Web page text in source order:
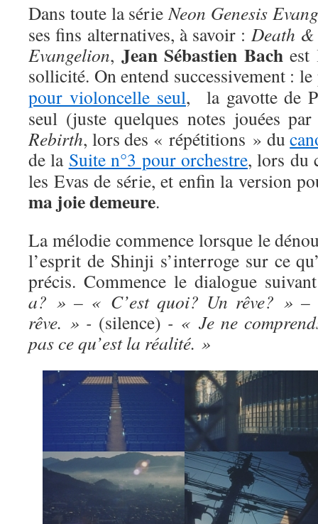
Dans toute la sérieNeon Genesis
ses fins alternatives, à savoir : Death
Evangelion, Jean Sébastien Bachest
sollicité. On entend successivement :
pour violoncelle seul, la gavotte de
seul (juste quelques notes jouées
Rebirth, lors des « répétitions » du
de la Suite n°3 pour orchestre, lors du
les Evas de série, et enfin la version
ma joie demeure.
La mélodie commence lorsque le
l’esprit de Shinji s’interroge sur ce
précis. Commence le dialogue
a? » – « C’est quoi? Un rêve? »
rêve. » - (silence) - « Je ne
pas ce qu’est la réalité. »